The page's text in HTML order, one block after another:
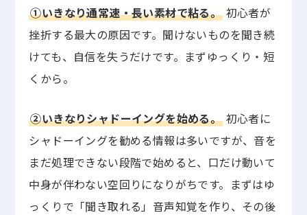
①いきなり通常速・長い素材で粘る。 初心者が
挫折する最大の原因です。聞けないものを聞き続
けても、自信を失うだけです。まずゆっくり・短
くから。
②いきなりシャドーイングを始める。 初心者に
シャドーイングを勧める情報は多いですが、音を
まだ処理できない段階で始めると、口だけ動いて
中身が伴わない空回りになりがちです。まずはゆ
っくりで「聞き取れる」音声知覚を作り、その後